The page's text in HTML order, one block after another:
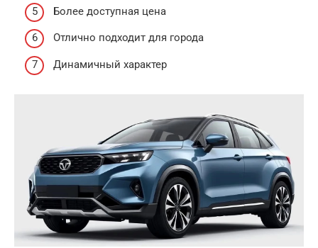
Более доступная цена
Отлично подходит для города
Динамичный характер